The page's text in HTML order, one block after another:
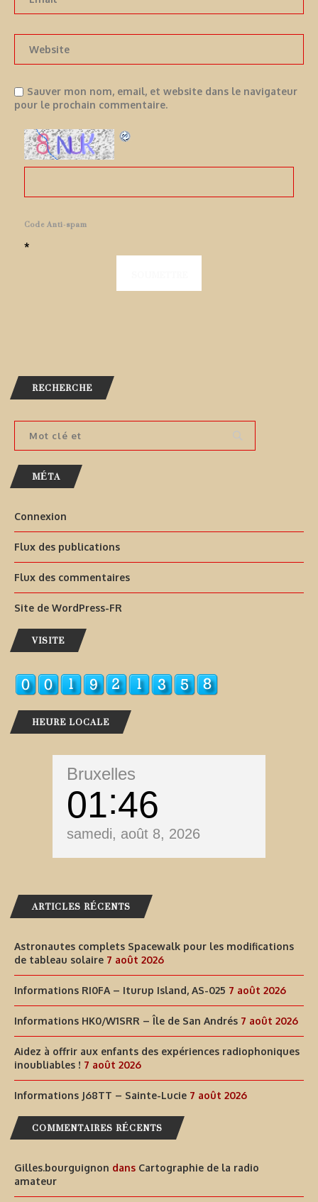
Sauver mon nom, email, et website dans le navigateur
pour le prochain commentaire.
Code Anti-spam
*
RECHERCHE
MÉTA
Connexion
Flux des publications
Flux des commentaires
Site de WordPress-FR
VISITE
HEURE LOCALE
Bruxelles
01 46
samedi, août 8, 2026
ARTICLES RÉCENTS
Astronautes complets Spacewalk pour les modifications
de tableau solaire 7 août 2026
Informations RI0FA – Iturup Island, AS-025 7 août 2026
Informations HK0/W1SRR – Île de San Andrés 7 août 2026
Aidez à offrir aux enfants des expériences radiophoniques
inoubliables ! 7 août 2026
Informations J68TT – Sainte-Lucie 7 août 2026
COMMENTAIRES RÉCENTS
Gilles.bourguignon dans Cartographie de la radio
amateur